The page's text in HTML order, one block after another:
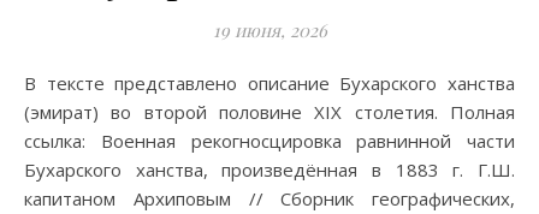
19 июня, 2026
В тексте представлено описание Бухарского ханства
(эмират) во второй половине XIX столетия. Полная
ссылка: Военная рекогносцировка равнинной части
Бухарского ханства, произведённая в 1883 г. Г.Ш.
капитаном Архиповым // Сборник географических,